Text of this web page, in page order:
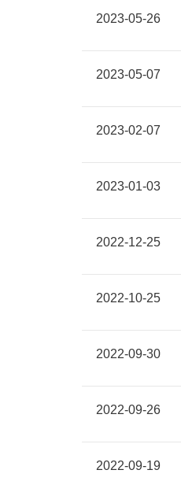
2023-05-26
2023-05-07
2023-02-07
2023-01-03
2022-12-25
2022-10-25
2022-09-30
2022-09-26
2022-09-19